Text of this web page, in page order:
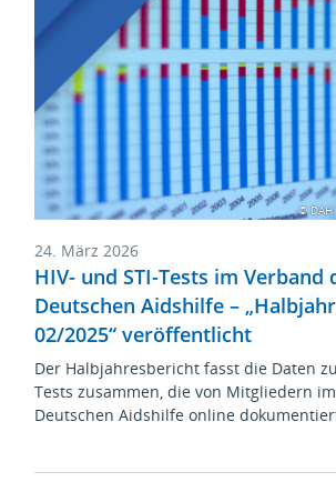
©
24. März 2026
HIV- und STI-Tests im Verband
Deutschen Aidshilfe –
02/2025“ veröffentlicht
Der Halbjahresbericht fasst die Daten
Tests zusammen, die von Mitgliedern
Deutschen Aidshilfe online